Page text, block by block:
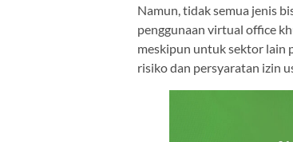
Namun, tidak semua jenis
penggunaan virtual office
meskipun untuk sektor lain
risiko dan persyaratan izin